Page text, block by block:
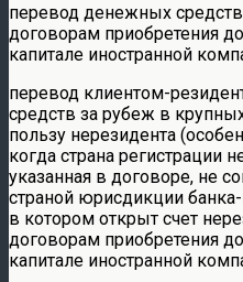
перевод денежных
договорам приобретения
капитале иностранной
перевод клиентом-
средств за рубеж в
пользу нерезидента
когда страна регистрации
указанная в договоре, не
страной юрисдикции
в котором открыт счет
договорам приобретения
капитале иностранной